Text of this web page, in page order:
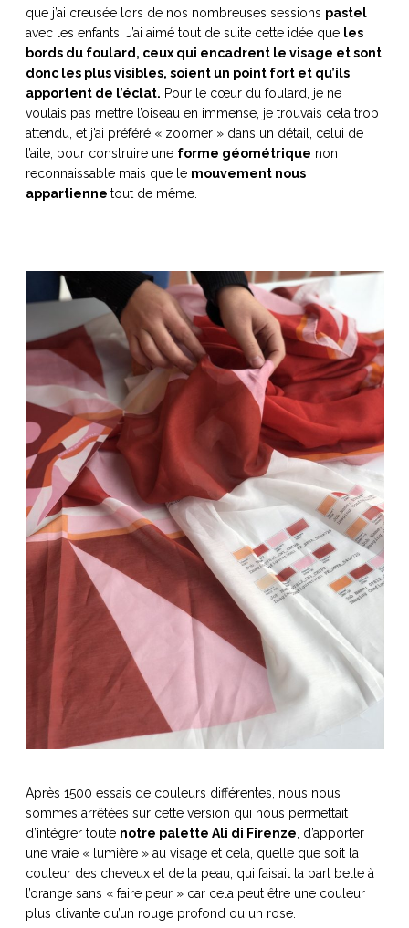
que j’ai creusée lors de nos nombreuses sessions pastel
avec les enfants. J’ai aimé tout de suite cette idée que les
bords du foulard, ceux qui encadrent le visage et sont
donc les plus visibles, soient un point fort et qu’ils
apportent de l’éclat. Pour le cœur du foulard, je ne
voulais pas mettre l’oiseau en immense, je trouvais cela trop
attendu, et j’ai préféré « zoomer » dans un détail, celui de
l’aile, pour construire une forme géométrique non
reconnaissable mais que le mouvement nous
appartienne tout de même.
Après 1500 essais de couleurs différentes, nous nous
sommes arrêtées sur cette version qui nous permettait
d’intégrer toute notre palette Ali di Firenze , d’apporter
une vraie « lumière » au visage et cela, quelle que soit la
couleur des cheveux et de la peau, qui faisait la part belle à
l’orange sans « faire peur » car cela peut être une couleur
plus clivante qu’un rouge profond ou un rose.